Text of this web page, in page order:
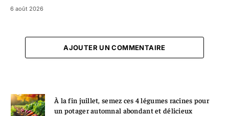
6 août 2026
AJOUTER UN COMMENTAIRE
À la fin juillet, semez ces 4 légumes racines pour
un potager automnal abondant et délicieux